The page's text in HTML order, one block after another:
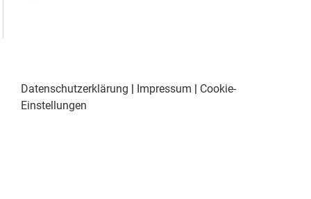
Datenschutzerklärung | Impressum | Cookie-
Einstellungen